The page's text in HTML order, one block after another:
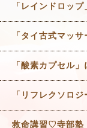
「レインドロッ
「タイ古式マッ
「酸素カプセル」
「リフレクソロ
救命講習♡寺部塾